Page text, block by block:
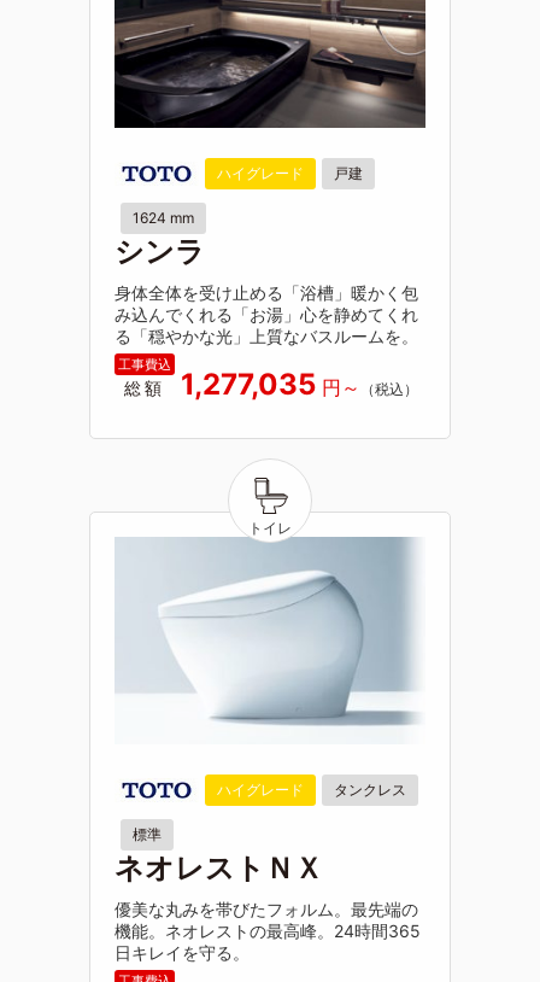
ハイグレード 戸建
1624 mm
シンラ
身体全体を受け止める「浴槽」暖かく包
み込んでくれる「お湯」心を静めてくれ
る「穏やかな光」上質なバスルームを。
総額 1,277,035
ハイグレード タンクレス
標準
ネオレストＮＸ
優美な丸みを帯びたフォルム。最先端の
機能。ネオレストの最高峰。24時間365
日キレイを守る。